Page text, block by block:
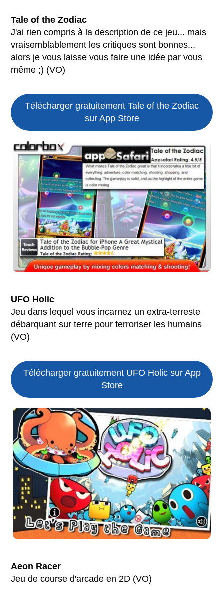
Tale of the Zodiac
J'ai rien compris à la description de ce jeu... mais
vraisemblablement les critiques sont bonnes...
alors je vous laisse vous faire une idée par vous
même ;) (VO)
Télécharger gratuitement Tale of the Zodiac
sur App Store
UFO Holic
Jeu dans lequel vous incarnez un extra-terreste
débarquant sur terre pour terroriser les humains
(VO)
Télécharger gratuitement UFO Holic sur App
Store
Aeon Racer
Jeu de course d'arcade en 2D (VO)